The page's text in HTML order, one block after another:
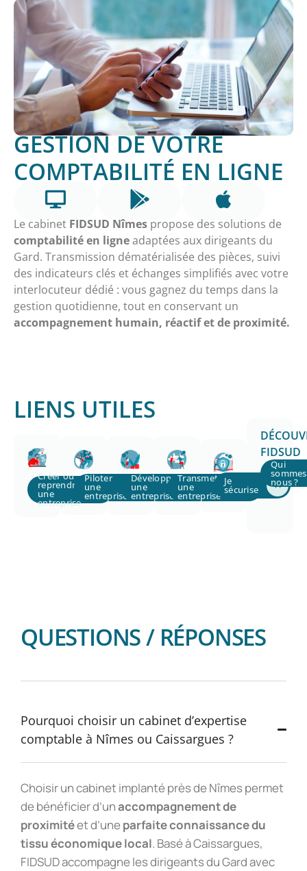
GESTION DE VOTRE
COMPTABILITÉ EN LIGNE
Le cabinet FIDSUD Nîmes propose des solutions de
comptabilité en ligneadaptées aux dirigeants du
Gard. Transmission dématérialisée des pièces, suivi
des indicateurs clés et échanges simplifiés avec votre
interlocuteur dédié : vous gagnez du temps dans la
gestion quotidienne, tout en conservant un
accompagnement humain, réactif et de proximité.
LIENS UTILES
Créer ou
reprendre
une
entreprise
Piloter
une
entreprise
Développer
une
entreprise
Transmettre
une
entreprise
Je
sécurise
FIDSUD
Qui
nous ?
QUESTIONS / RÉPONSES
Pourquoi choisir un cabinet d’expertise
comptable à Nîmes ou Caissargues ?
Choisir un cabinet implanté près de Nîmes permet
de bénéficier d’unaccompagnement de
proximitéet d’une parfaite connaissance du
tissu économique local. Basé à Caissargues,
FIDSUD accompagne les dirigeants du Gard avec